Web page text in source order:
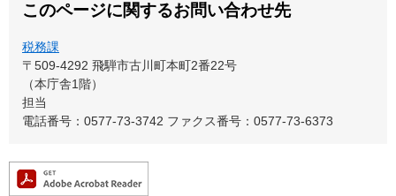
このページに関するお問い合わせ先
税務課
〒509-4292 飛騨市古川町本町2番22号
（本庁舎1階）
担当
電話番号：0577-73-3742 ファクス番号：0577-73-6373